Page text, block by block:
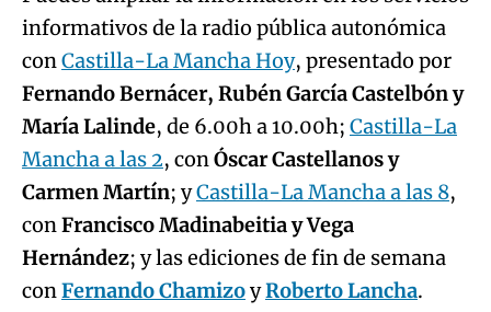
informativos de la radio pública autonómica
conCastilla-La Mancha Hoy, presentado por
Fernando Bernácer, Rubén García Castelbón y
María Lalinde, de 6.00h a 10.00h; Castilla-La
Mancha a las 2, conÓscar Castellanos y
Carmen Martín; yCastilla-La Mancha a las 8,
conFrancisco Madinabeitia y Vega
Hernández; y las ediciones de fin de semana
conFernando ChamizoyRoberto Lancha.